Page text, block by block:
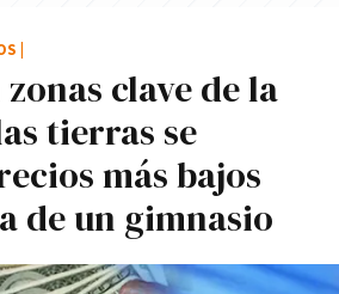
clave de la
tierras se
más bajos
de un gimnasio